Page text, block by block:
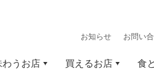
お知らせ お問い
わうお店 買えるお店 食